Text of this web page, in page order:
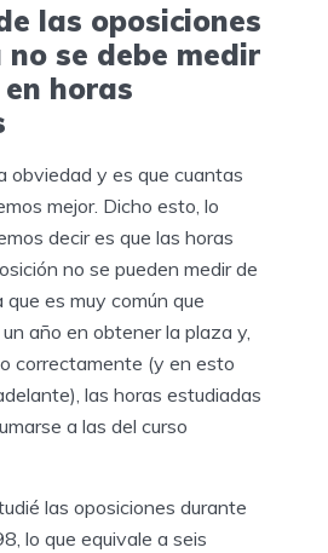
las oposiciones
no se debe medir
horas
obviedad y es que cuantas
mejor. Dicho esto, lo
decir es que las horas
no se pueden medir de
es muy común que
año en obtener la plaza y,
correctamente (y en esto
las horas estudiadas
a las del curso
las oposiciones durante
lo que equivale a seis